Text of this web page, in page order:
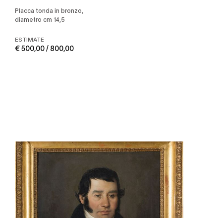
placca tonda in bronzo,
diametro cm 14,5
ESTIMATE
€ 500,00 / 800,00